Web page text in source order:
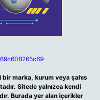
marka, kurum veya şahıs
Sitede yalnızca kendi
Burada yer alan içerikler